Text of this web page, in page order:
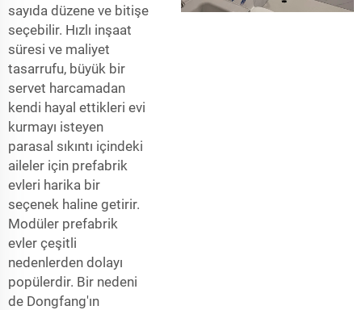
sayıda düzene ve bitişe
seçebilir. Hızlı inşaat
süresi ve maliyet
tasarrufu, büyük bir
servet harcamadan
kendi hayal ettikleri evi
kurmayı isteyen
parasal sıkıntı içindeki
aileler için prefabrik
evleri harika bir
seçenek haline getirir.
Modüler prefabrik
evler çeşitli
nedenlerden dolayı
popülerdir. Bir nedeni
de Dongfang'ın